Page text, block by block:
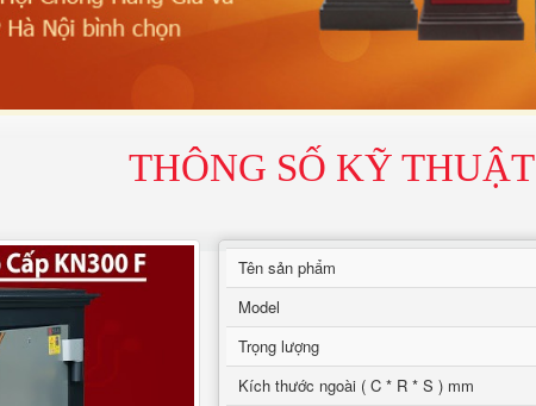
THÔNG SỐ KỸ THUẬT
Tên sản phẩm
Model
Trọng lượng
Kích thước ngoài ( C * R * S ) mm